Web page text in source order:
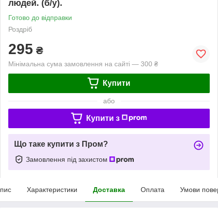
людей. (б/у).
Готово до відправки
Роздріб
295 ₴
Мінімальна сума замовлення на сайті — 300 ₴
Купити
або
Купити з
Що таке купити з Пром?
Замовлення під захистом
Характеристики Доставка Оплата Умови